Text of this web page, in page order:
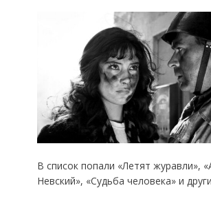
В список попали «Летят журавли»,
Невский», «Судьба человека» и